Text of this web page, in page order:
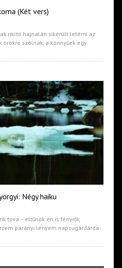
(Két vers)
rikító hajnalán sikerült letérni az
szólnak, a könnyűek egy
Négy haiku
tova – eltűnök én is fényről,
parányi lényem napsugárdárda